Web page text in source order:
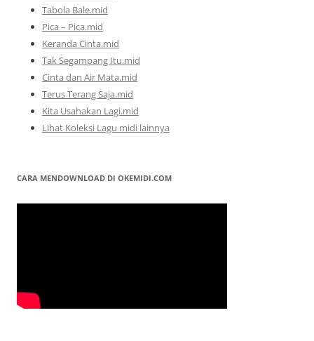
Tabola Bale.mid
Pica – Pica.mid
Keranda Cinta.mid
Tak Segampang Itu.mid
Cinta dan Air Mata.mid
Terus Terang Saja.mid
Kita Usahakan Lagi.mid
Lihat Koleksi Lagu midi lainnya
CARA MENDOWNLOAD DI OKEMIDI.COM